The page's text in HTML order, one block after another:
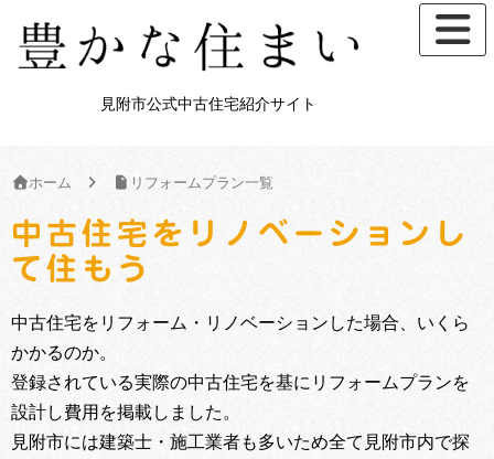
見附市公式中古住宅紹介サイト
ホーム リフォームプラン一覧
中古住宅をリノベーションし
て住もう
中古住宅をリフォーム・リノベーションした場合、いくら
かかるのか。
登録されている実際の中古住宅を基にリフォームプランを
設計し費用を掲載しました。
見附市には建築士・施工業者も多いため全て見附市内で探